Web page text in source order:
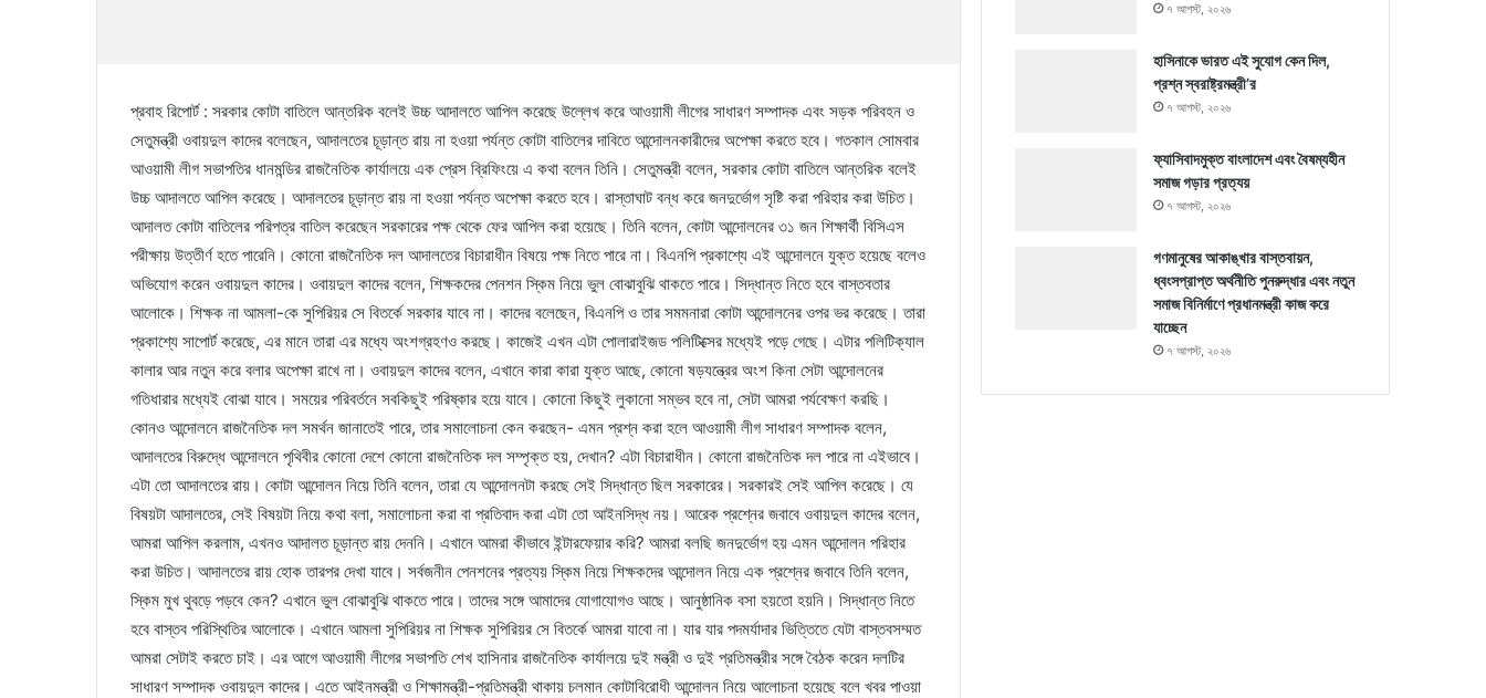
প্রবাহ রিপোর্ট : সরকার কোটা বাতিলে আন্তরিক বলেই উচ্চ আদালতে আপিল করেছে উল্লেখ করে আওয়ামী লীগের সাধারণ সম্পাদক এবং সড়ক পরিবহন ও
সেতুমন্ত্রী ওবায়দুল কাদের বলেছেন, আদালতের চূড়ান্ত রায় না হওয়া পর্যন্ত কোটা বাতিলের দাবিতে আন্দোলনকারীদের অপেক্ষা করতে হবে। গতকাল সোমবার
আওয়ামী লীগ সভাপতির ধানমন্ডির রাজনৈতিক কার্যালয়ে এক প্রেস ব্রিফিংয়ে এ কথা বলেন তিনি। সেতুমন্ত্রী বলেন, সরকার কোটা বাতিলে আন্তরিক বলেই
উচ্চ আদালতে আপিল করেছে। আদালতের চূড়ান্ত রায় না হওয়া পর্যন্ত অপেক্ষা করতে হবে। রাস্তাঘাট বন্ধ করে জনদুর্ভোগ সৃষ্টি করা পরিহার করা উচিত।
আদালত কোটা বাতিলের পরিপত্র বাতিল করেছেন সরকারের পক্ষ থেকে ফের আপিল করা হয়েছে। তিনি বলেন, কোটা আন্দোলনের ৩১ জন শিক্ষার্থী বিসিএস
পরীক্ষায় উত্তীর্ণ হতে পারেনি। কোনো রাজনৈতিক দল আদালতের বিচারাধীন বিষয়ে পক্ষ নিতে পারে না। বিএনপি প্রকাশ্যে এই আন্দোলনে যুক্ত হয়েছে বলেও
অভিযোগ করেন ওবায়দুল কাদের। ওবায়দুল কাদের বলেন, শিক্ষকদের পেনশন স্কিম নিয়ে ভুল বোঝাবুঝি থাকতে পারে। সিদ্ধান্ত নিতে হবে বাস্তবতার
আলোকে। শিক্ষক না আমলা-কে সুপিরিয়র সে বিতর্কে সরকার যাবে না। কাদের বলেছেন, বিএনপি ও তার সমমনারা কোটা আন্দোলনের ওপর ভর করেছে। তারা
প্রকাশ্যে সাপোর্ট করেছে, এর মানে তারা এর মধ্যে অংশগ্রহণও করছে। কাজেই এখন এটা পোলারাইজড পলিটিক্সের মধ্যেই পড়ে গেছে। এটার পলিটিক্যাল
কালার আর নতুন করে বলার অপেক্ষা রাখে না। ওবায়দুল কাদের বলেন, এখানে কারা কারা যুক্ত আছে, কোনো ষড়যন্ত্রের অংশ কিনা সেটা আন্দোলনের
গতিধারার মধ্যেই বোঝা যাবে। সময়ের পরিবর্তনে সবকিছুই পরিষ্কার হয়ে যাবে। কোনো কিছুই লুকানো সম্ভব হবে না, সেটা আমরা পর্যবেক্ষণ করছি।
কোনও আন্দোলনে রাজনৈতিক দল সমর্থন জানাতেই পারে, তার সমালোচনা কেন করছেন- এমন প্রশ্ন করা হলে আওয়ামী লীগ সাধারণ সম্পাদক বলেন,
আদালতের বিরুদ্ধে আন্দোলনে পৃথিবীর কোনো দেশে কোনো রাজনৈতিক দল সম্পৃক্ত হয়, দেখান? এটা বিচারাধীন। কোনো রাজনৈতিক দল পারে না এইভাবে।
এটা তো আদালতের রায়। কোটা আন্দোলন নিয়ে তিনি বলেন, তারা যে আন্দোলনটা করছে সেই সিদ্ধান্ত ছিল সরকারের। সরকারই সেই আপিল করেছে। যে
বিষয়টা আদালতের, সেই বিষয়টা নিয়ে কথা বলা, সমালোচনা করা বা প্রতিবাদ করা এটা তো আইনসিদ্ধ নয়। আরেক প্রশ্নের জবাবে ওবায়দুল কাদের বলেন,
আমরা আপিল করলাম, এখনও আদালত চূড়ান্ত রায় দেননি। এখানে আমরা কীভাবে ইন্টারফেয়ার করি? আমরা বলছি জনদুর্ভোগ হয় এমন আন্দোলন পরিহার
করা উচিত। আদালতের রায় হোক তারপর দেখা যাবে। সর্বজনীন পেনশনের প্রত্যয় স্কিম নিয়ে শিক্ষকদের আন্দোলন নিয়ে এক প্রশ্নের জবাবে তিনি বলেন,
স্কিম মুখ থুবড়ে পড়বে কেন? এখানে ভুল বোঝাবুঝি থাকতে পারে। তাদের সঙ্গে আমাদের যোগাযোগও আছে। আনুষ্ঠানিক বসা হয়তো হয়নি। সিদ্ধান্ত নিতে
হবে বাস্তব পরিস্থিতির আলোকে। এখানে আমলা সুপিরিয়র না শিক্ষক সুপিরিয়র সে বিতর্কে আমরা যাবো না। যার যার পদমর্যাদার ভিত্তিতে যেটা বাস্তবসম্মত
আমরা সেটাই করতে চাই। এর আগে আওয়ামী লীগের সভাপতি শেখ হাসিনার রাজনৈতিক কার্যালয়ে দুই মন্ত্রী ও দুই প্রতিমন্ত্রীর সঙ্গে বৈঠক করেন দলটির
সাধারণ সম্পাদক ওবায়দুল কাদের। এতে আইনমন্ত্রী ও শিক্ষামন্ত্রী-প্রতিমন্ত্রী থাকায় চলমান কোটাবিরোধী আন্দোলন নিয়ে আলোচনা হয়েছে বলে খবর পাওয়া
৭ আগস্ট, ২০২৬
হাসিনাকে ভারত এই সুযোগ কেন দিল,
প্রশ্ন স্বরাষ্ট্রমন্ত্রী’র
৭ আগস্ট, ২০২৬
ফ্যাসিবাদমুক্ত বাংলাদেশ এবং বৈষম্যহীন
সমাজ গড়ার প্রত্যয়
৭ আগস্ট, ২০২৬
গণমানুষের আকাঙ্খার বাস্তবায়ন,
ধ্বংসপ্রাপ্ত অর্থনীতি পুনরুদ্ধার এবং নতুন
সমাজ বিনির্মাণে প্রধানমন্ত্রী কাজ করে
যাচ্ছেন
৭ আগস্ট, ২০২৬